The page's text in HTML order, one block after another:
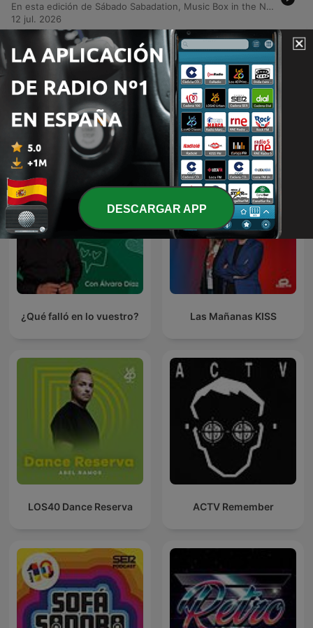
En esta edición de Sábado Sabadation, Music Box in the Nation, Quique Tejada presenta una selección de los mejores éxitos de baile de los 80 y 90 en Kiss FM. El programa recorre clásicos del Italo Disco, Eurodance y música disco, incluyendo peticiones de oyentes que solicitan temas de artistas como Grant Murphy, Ryan Paris, Ken Laszlo y Dead or Alive. El episodio también sirve como preámbulo al periodo de vacaciones del programa, anunciando cambios en la programación para la próxima temporada. Con un ambiente veraniego, el locutor navega entre mashups, remixes y canciones icónicas que definieron décadas de música dance.
12 jul. 2026
Mostrar más episodios
Más podcasts de Música
Ver todo
¿Qué falló en lo vuestro? Las Mañanas KISS
LOS40 Dance Reserva ACTV Remember
DESCARGAR APP